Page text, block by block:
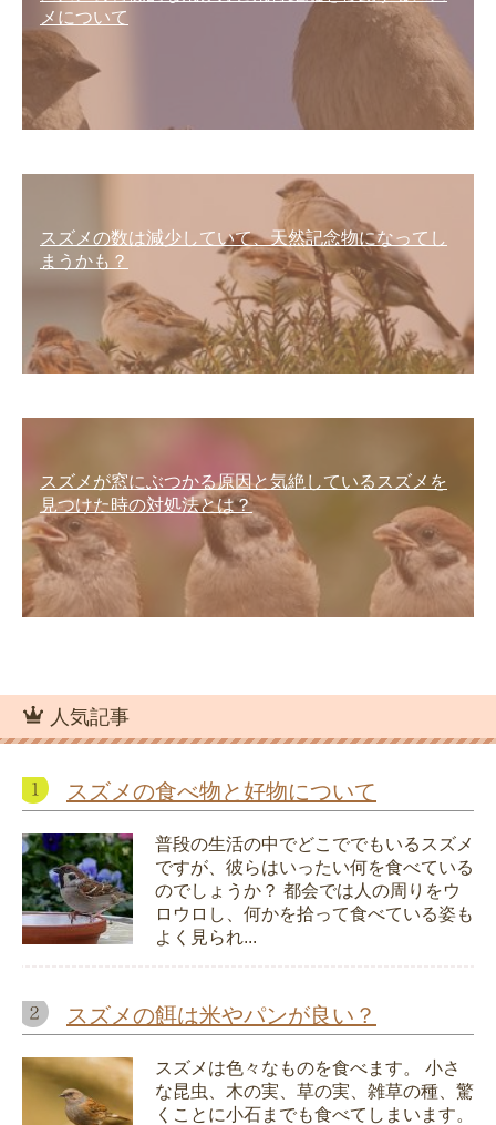
メについて
スズメの数は減少していて、天然記念物になってし
まうかも？
スズメが窓にぶつかる原因と気絶しているスズメを
見つけた時の対処法とは？
人気記事
スズメの食べ物と好物について
普段の生活の中でどこででもいるスズメ
ですが、彼らはいったい何を食べている
のでしょうか？ 都会では人の周りをウ
ロウロし、何かを拾って食べている姿も
よく見られ...
スズメの餌は米やパンが良い？
スズメは色々なものを食べます。 小さ
な昆虫、木の実、草の実、雑草の種、驚
くことに小石までも食べてしまいます。